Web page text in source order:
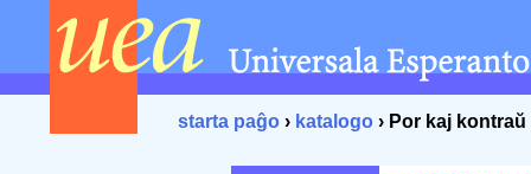
starta paĝo › katalogo › Por kaj